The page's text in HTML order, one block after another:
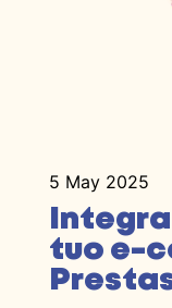
5 May 2025
tuo e-